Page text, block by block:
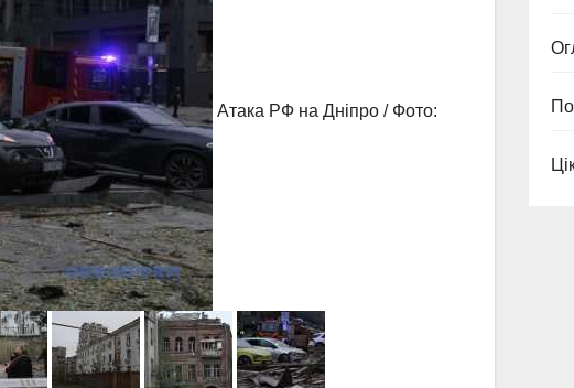
Атака РФ на Дніпро / Фото: